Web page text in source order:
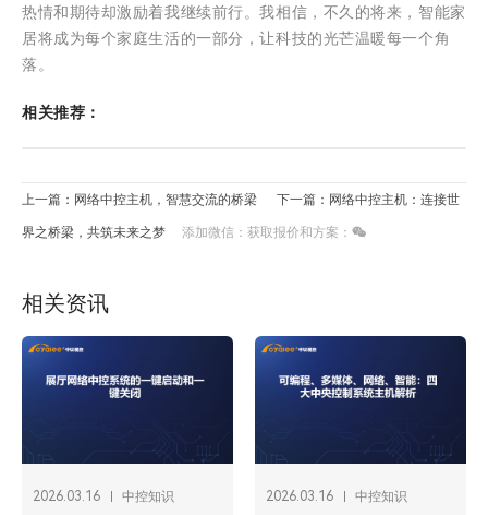
热情和期待却激励着我继续前行。我相信，不久的将来，智能家
居将成为每个家庭生活的一部分，让科技的光芒温暖每一个角
落。
相关推荐：
上一篇：网络中控主机，智慧交流的桥梁 下一篇：网络中控主机：连接世
界之桥梁，共筑未来之梦 添加微信：获取报价和方案：
相关资讯
2026.03.16 中控知识 2026.03.13 中控知识